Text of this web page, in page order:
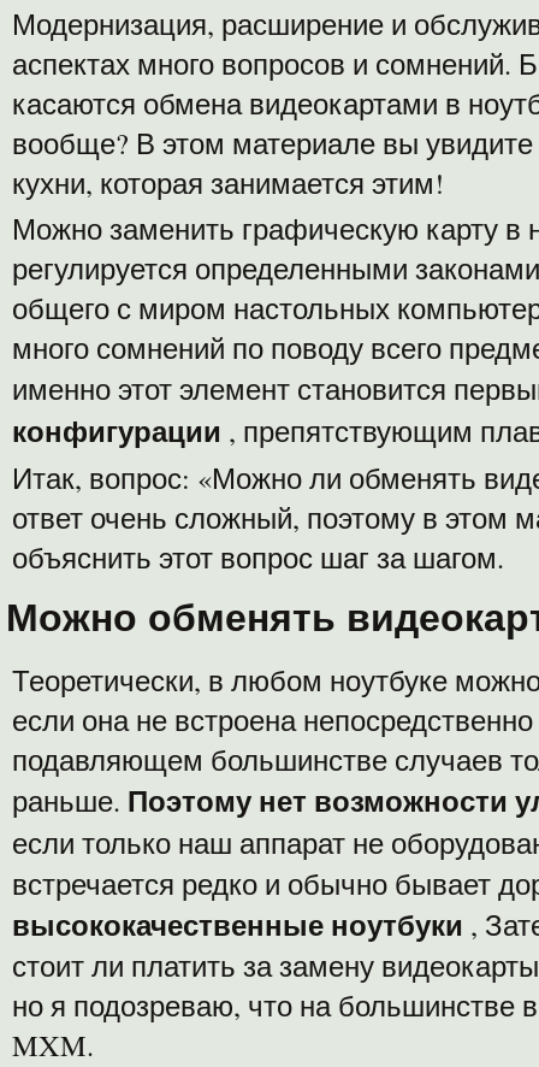
Модернизация, расширение и
аспектах много вопросов и сомнений.
касаются обмена видеокартами в
вообще? В этом материале вы
кухни, которая занимается этим!
Можно заменить графическую карту в
регулируется определенными
общего с миром настольных
много сомнений по поводу всего
именно этот элемент становится
конфигурации , препятствующим
Итак, вопрос: «Можно ли обменять
ответ очень сложный, поэтому в этом
объяснить этот вопрос шаг за шагом.
Можно обменять
Теоретически, в любом ноутбуке
если она не встроена
подавляющем большинстве случаев
раньше. Поэтому нет возможности
если только наш аппарат не
встречается редко и обычно бывает
высококачественные ноутбуки ,
стоит ли платить за замену
но я подозреваю, что на большинстве
MXM.